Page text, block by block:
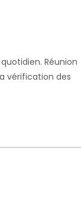
Réunion
vérification des